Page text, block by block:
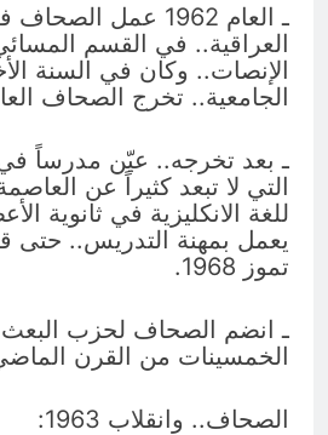
ـ العام 1962 عمل
العراقية.. في القسم
الإنصات.. وكان في السنة
الجامعية.. تخرج الصحاف العام
ـ بعد تخرجه.. عيّن مدرساً في
التي لا تبعد كثيراً عن
للغة الانكليزية في ثانوية
تموز 1968.
ـ انضم الصحاف لحزب
الخمسينات من القرن
الصحاف.. وانقلاب 1963: